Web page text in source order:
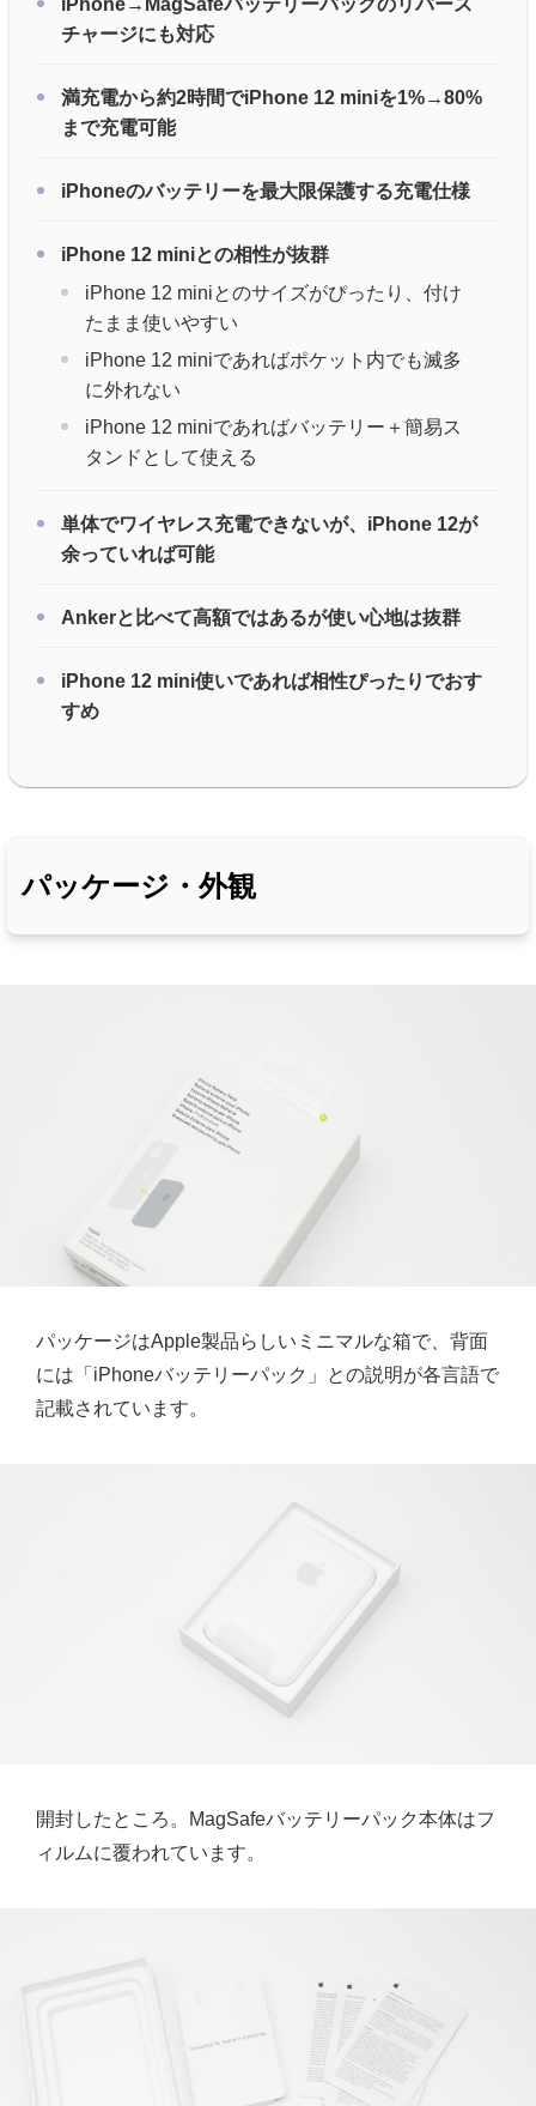
iPhone→MagSafeバッテリーパックのリバース
チャージにも対応
満充電から約2時間でiPhone 12 miniを1%→80%
まで充電可能
iPhoneのバッテリーを最大限保護する充電仕様
iPhone 12 miniとの相性が抜群
iPhone 12 miniとのサイズがぴったり、付け
たまま使いやすい
iPhone 12 miniであればポケット内でも滅多
に外れない
iPhone 12 miniであればバッテリー＋簡易ス
タンドとして使える
単体でワイヤレス充電できないが、iPhone 12が
余っていれば可能
Ankerと比べて高額ではあるが使い心地は抜群
iPhone 12 mini使いであれば相性ぴったりでおす
すめ
パッケージ・外観
パッケージはApple製品らしいミニマルな箱で、背面
には「iPhoneバッテリーパック」との説明が各言語で
記載されています。
開封したところ。MagSafeバッテリーパック本体はフ
ィルムに覆われています。